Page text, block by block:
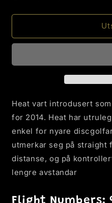
FLX
FLX
Heat vart introdusert
for 2014. Heat har
enkel for nyare
utmerkar seg på straight
distanse, og på
lengre avstandar
Flight